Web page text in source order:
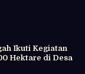
Ikuti Kegiatan
Hektare di Desa